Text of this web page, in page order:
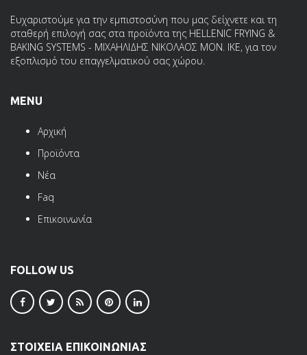
Ευχαριστούμε για την εμπιστοσύνη που μας δείχνετε και τη
σταθερή επιλογή σας στα προϊόντα της HELLENIC FRYING &
BAKING SYSTEMS - ΜΙΧΑΗΛΙΔΗΣ ΝΙΚΟΛΑΟΣ ΜΟΝ. ΙΚΕ, για τον
εξοπλισμό του επαγγελματικού σας χώρου.
MENU
Αρχική
Προϊόντα
Νέα
Faq
Επικοινωνία
FOLLOW US
ΣΤΟΙΧΕΙΑ ΕΠΙΚΟΙΝΩΝΙΑΣ